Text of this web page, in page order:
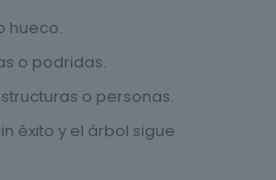
hueco.
o podridas.
o personas.
éxito y el árbol sigue